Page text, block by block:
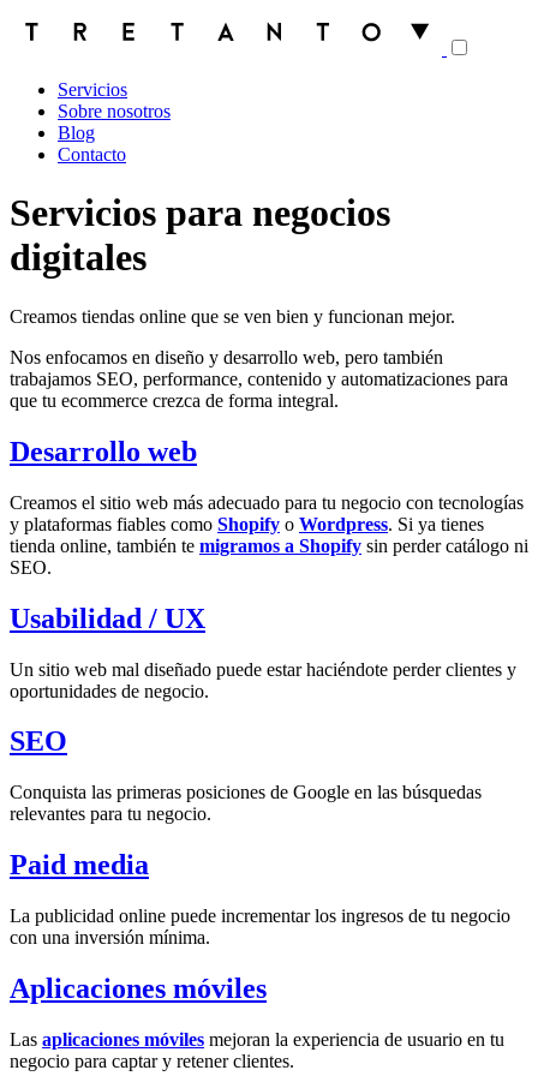
Servicios
Sobre nosotros
Blog
Contacto
Servicios para negocios
digitales
Creamos tiendas online que se ven bien y funcionan mejor.
Nos enfocamos en diseño y desarrollo web, pero también
trabajamos SEO, performance, contenido y automatizaciones para
que tu ecommerce crezca de forma integral.
Desarrollo web
Creamos el sitio web más adecuado para tu negocio con tecnologías
y plataformas fiables como Shopify o Wordpress. Si ya tienes
tienda online, también te migramos a Shopify sin perder catálogo ni
SEO.
Usabilidad / UX
Un sitio web mal diseñado puede estar haciéndote perder clientes y
oportunidades de negocio.
SEO
Conquista las primeras posiciones de Google en las búsquedas
relevantes para tu negocio.
Paid media
La publicidad online puede incrementar los ingresos de tu negocio
con una inversión mínima.
Aplicaciones móviles
Las aplicaciones móviles mejoran la experiencia de usuario en tu
negocio para captar y retener clientes.